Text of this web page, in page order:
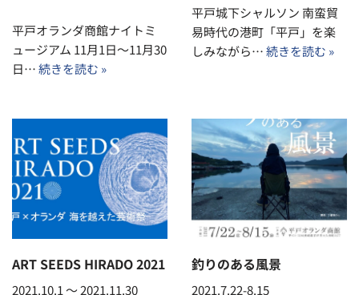
平戸オランダ商館ナイトミ
ュージアム 11月1日～11月30
日…続きを読む »
平戸城下シャルソン 南蛮貿
易時代の港町「平戸」を楽
しみながら…続きを読む »
ART SEEDS HIRADO 2021
2021.10.1 〜 2021.11.30
釣りのある風景
2021.7.22-8.15